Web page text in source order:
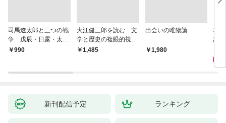
司馬遼太郎と三つの戦
争 戊辰・日露・太平
洋
￥990
大江健三郎を読む 文
学と歴史の複眼的視点
から
￥1,485
出会いの唯物論
￥1,980
本
話）
新刊配信予定 ランキング